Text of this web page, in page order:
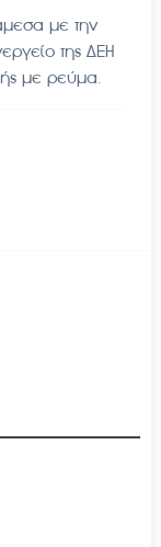
με την
της ΔΕΗ
με ρεύμα.